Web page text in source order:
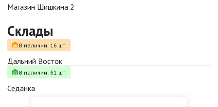
Магазин Шишкина 2
Склады
В наличии: 16 шт.
Дальний Восток
В наличии: 61 шт.
Седанка